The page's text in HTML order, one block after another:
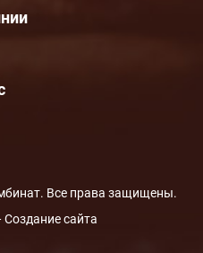
Все права защищены.
Создание сайта